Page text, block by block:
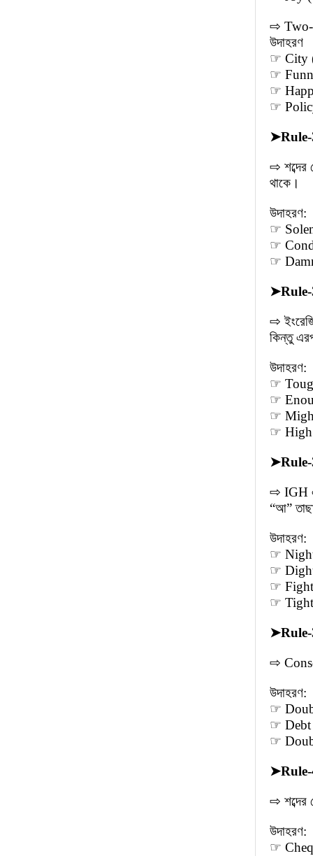
⇨ Two-
উদাহরণ
☞ City
☞
☞
☞ Policy
➤
⇨ শব্দের
থাকে।
উদাহরণ:
☞
☞
☞
➤
⇨
কিন্তু
উদাহরণ:
☞
☞
☞
☞ High
➤
⇨ IGH
“আ”
উদাহরণ:
☞ Night
☞ Dight
☞ Fight
☞ Tight
➤
⇨
উদাহরণ:
☞
☞ Debt
☞
➤
⇨ শব্দের
উদাহরণ:
☞